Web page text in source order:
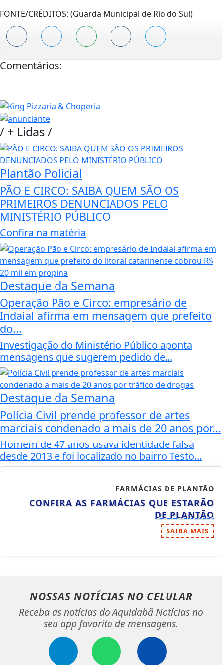
FONTE/CRÉDITOS: (Guarda Municipal de Rio do Sul)
Comentários:
/ + Lidas/
Plantão Policial
PÃO E CIRCO: SAIBA QUEM SÃO OS
PRIMEIROS DENUNCIADOS PELO
MINISTÉRIO PÚBLICO
Confira na matéria
Destaque da Semana
Operação Pão e Circo: empresário de
Indaial afirma em mensagem que prefeito
do...
Investigação do Ministério Público aponta
mensagens que sugerem pedido de...
Destaque da Semana
Polícia Civil prende professor de artes
marciais condenado a mais de 20 anos por...
Homem de 47 anos usava identidade falsa
desde 2013 e foi localizado no bairro Testo...
FARMÁCIAS DE PLANTÃO
CONFIRA AS FARMÁCIAS QUE ESTARÃO
DE PLANTÃO
SAIBA MAIS
NOSSAS NOTÍCIAS NO CELULAR
Receba as notícias do Aquidabã Notícias no
seu app favorito de mensagens.